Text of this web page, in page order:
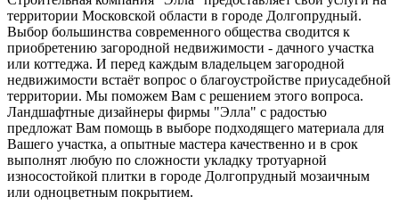
территории Московской области в городе Долгопрудный.
Выбор большинства современного общества сводится к
приобретению загородной недвижимости - дачного участка
или коттеджа. И перед каждым владельцем загородной
недвижимости встаёт вопрос о благоустройстве приусадебной
территории. Мы поможем Вам с решением этого вопроса.
Ландшафтные дизайнеры фирмы "Элла" с радостью
предложат Вам помощь в выборе подходящего материала для
Вашего участка, а опытные мастера качественно и в срок
выполнят любую по сложности укладку тротуарной
износостойкой плитки в городе Долгопрудный мозаичным
или одноцветным покрытием.